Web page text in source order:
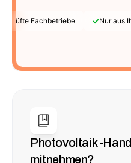
Fachbetriebe ✓Nur aus
Photovoltaik -
mitnehmen?